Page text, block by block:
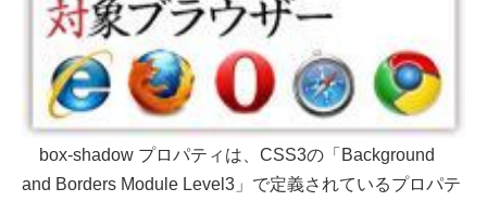
box-shadow プロパティは、CSS3の「Background
and Borders Module Level3」で定義されているプロパテ